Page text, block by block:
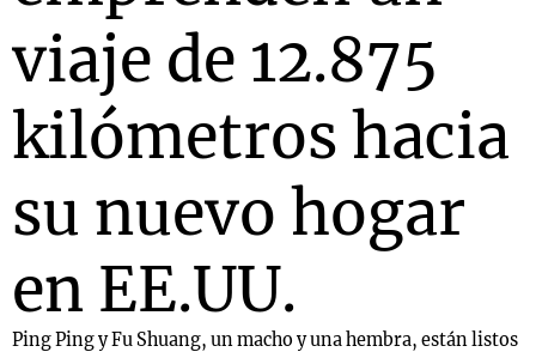
viaje de 12.875
kilómetros hacia
su nuevo hogar
en EE.UU.
Ping Ping y Fu Shuang, un macho y una hembra, están listos